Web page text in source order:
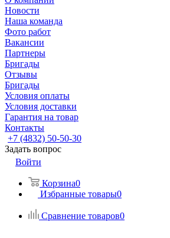
Новости
Наша команда
Фото работ
Вакансии
Партнеры
Бригады
Отзывы
Бригады
Условия оплаты
Условия доставки
Гарантия на товар
Контакты
+7 (4832) 50-50-30
Задать вопрос
Войти
Корзина0
Избранные товары0
Сравнение товаров0